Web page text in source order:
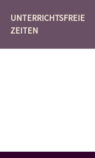
UNTERRICHTSFREIE
ZEITEN